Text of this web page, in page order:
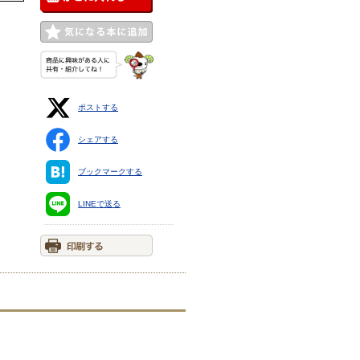
ポストする
シェアする
ブックマークする
LINEで送る